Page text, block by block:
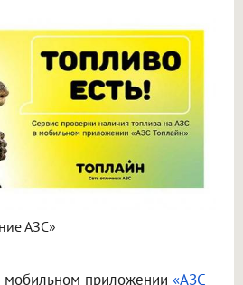
АЗС»
мобильном приложении «АЗС